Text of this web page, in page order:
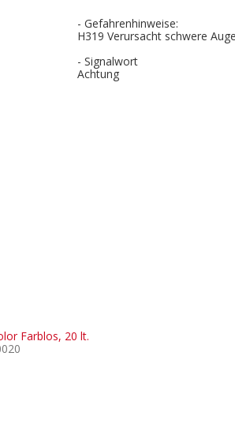
- Gefahrenhinweise:
H319 Verursacht schwere
- Signalwort
Achtung
Farblos, 20 lt.